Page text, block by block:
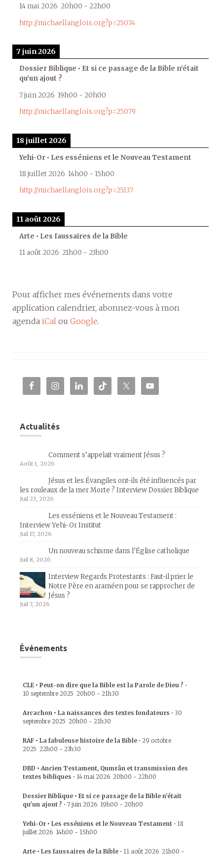
14 mai 2026 20h00 - 22h00
http://michaellanglois.org?p=25074
7 juin 2026
Dossier Biblique • Et si ce passage de la Bible n’était
qu’un ajout ?
7 juin 2026 19h00 - 20h00
http://michaellanglois.org?p=25079
18 juillet 2026
Yehi-Or • Les esséniens et le Nouveau Testament
18 juillet 2026 14h00 - 15h00
http://michaellanglois.org?p=25137
11 août 2026
Arte • Les faussaires de la Bible
11 août 2026 21h00 - 23h00
Pour afficher mes événements dans votre
application calendrier, abonnez-vous à mon
agenda iCal ou Google.
Actualités
Comment s’appelait vraiment Jésus ?
Août 1, 2026
Jésus et les Évangiles ont-ils été influencés par
les rouleaux de la mer Morte ? Interview Dossier Biblique
Juil 23, 2026
Les esséniens et le Nouveau Testament :
Interview Yehi-Or Institut
Juil 17, 2026
Un nouveau schisme dans l’Église catholique
Juil 8, 2026
Interview Regards Protestants : Faut-il prier le
Notre Père en araméen pour se rapprocher de
Jésus ?
Juil 7, 2026
Événements
CLE • Peut-on dire que la Bible est la Parole de Dieu ? •
10 septembre 2025 20h00 - 21h30
Arcachon • La naissances des textes fondateurs • 30
septembre 2025 20h00 - 21h30
RAF • La fabuleuse histoire de la Bible • 29 octobre
2025 22h00 - 23h30
DBD • Ancien Testament, Qumrân et transmission des
textes bibliques • 14 mai 2026 20h00 - 22h00
Dossier Biblique • Et si ce passage de la Bible n’était
qu’un ajout ? • 7 juin 2026 19h00 - 20h00
Yehi-Or • Les esséniens et le Nouveau Testament • 18
juillet 2026 14h00 - 15h00
Arte • Les faussaires de la Bible • 11 août 2026 21h00 -